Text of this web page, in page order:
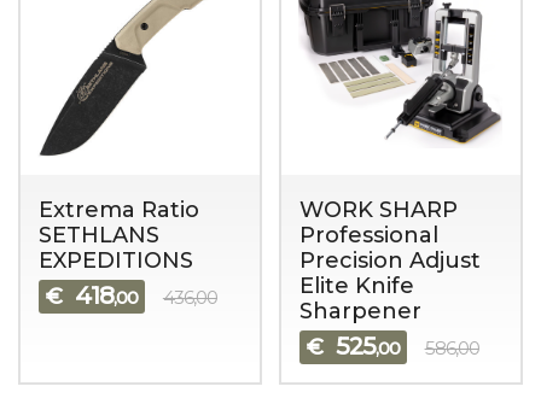
Extrema Ratio
SETHLANS
EXPEDITIONS
€ 418,00 436,00
WORK SHARP
Professional
Precision Adjust
Elite Knife
Sharpener
€ 525,00 586,00